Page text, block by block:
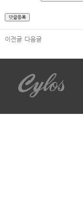
이전글 다음글